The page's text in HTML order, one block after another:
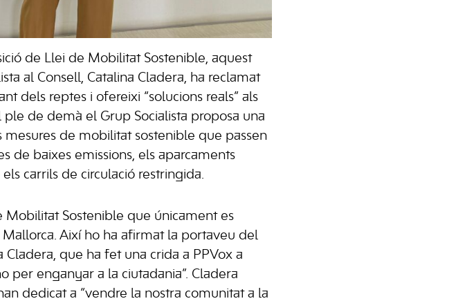
de Llei de Mobilitat Sostenible, aquest
al Consell, Catalina Cladera, ha reclamat
dels reptes i ofereixi “solucions reals” als
de demà el Grup Socialista proposa una
de mobilitat sostenible que passen
de baixes emissions, els aparcaments
carrils de circulació restringida.
Mobilitat Sostenible que únicament es
Així ho ha afirmat la portaveu del
Cladera, que ha fet una crida a PPVox a
per enganyar a la ciutadania”. Cladera
dedicat a “vendre la nostra comunitat a la